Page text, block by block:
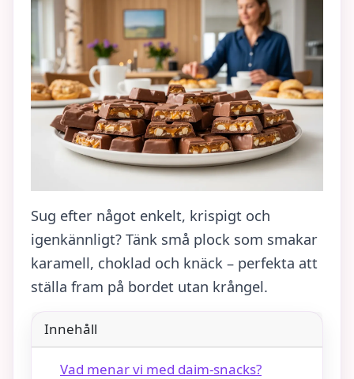
Sug efter något enkelt, krispigt och
igenkännligt? Tänk små plock som smakar
karamell, choklad och knäck – perfekta att
ställa fram på bordet utan krångel.
Innehåll
Vad menar vi med daim‑snacks?